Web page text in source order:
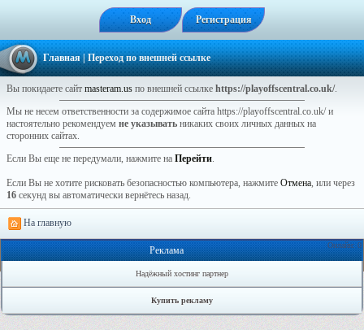
Вход Регистрация
Главная| Переход по внешней ссылке
Вы покидаете сайт masteram.us по внешней ссылке https://playoffscentral.co.uk/.
Мы не несем ответственности за содержимое сайта https://playoffscentral.co.uk/ и
настоятельно рекомендуем не указывать никаких своих личных данных на
сторонних сайтах.
Если Вы еще не передумали, нажмите на Перейти.
Если Вы не хотите рисковать безопасностью компьютера, нажмите Отмена, или через
16 секунд вы автоматически вернётесь назад.
На главную
Онлайн: 0
Реклама
Надёжный хостинг партнер
Купить рекламу